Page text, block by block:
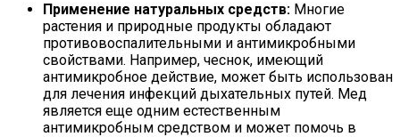
Применение натуральных средств: Многие
растения и природные продукты обладают
противовоспалительными и антимикробными
свойствами. Например, чеснок, имеющий
антимикробное действие, может быть использован
для лечения инфекций дыхательных путей. Мед
является еще одним естественным
антимикробным средством и может помочь в